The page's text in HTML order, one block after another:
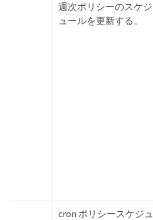
週次ポリシーのスケジ
ュールを更新する。
cron ポリシースケジュ